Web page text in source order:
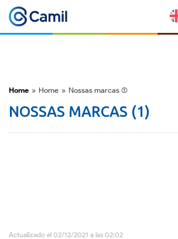
Estratégia y Ventajas
ESG
Home » Home » Nossas marcas (1)
NOSSAS MARCAS (1)
Actualizado el 02/12/2021 a las 02:02